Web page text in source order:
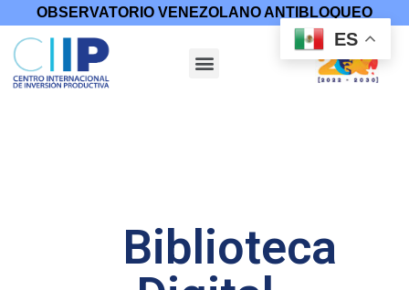
OBSERVATORIO VENEZOLANO ANTIBLOQUEO
Biblioteca
ES